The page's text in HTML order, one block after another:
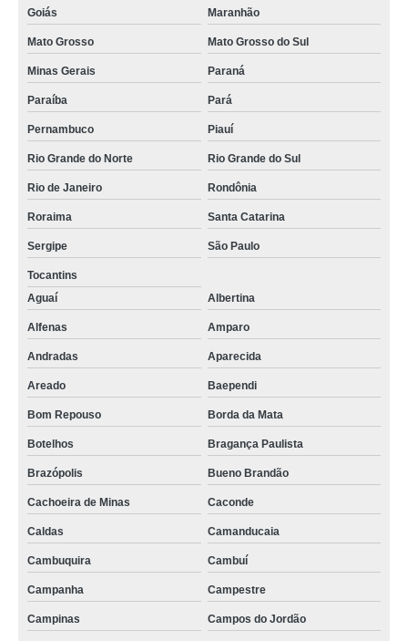
onde fazer rastreamento de veículos São José da Varginha
onde fazer rastreamento carro Ribeirão das Neves
rastreamento e monitoramento veicular valor Itabirito
rastreamento automotivo Paraguaçu
empresas de monitoramento e rastreamento Amapá
contato de empresa rastreamento veicular Guarapuava
contato de empresas de monitoramento e rastreamento Lorena
contato de empresa de rastreamento veicular Rio Manso
empresa de rastreamento de carros telefone Sé
rastreamento carro valor São Sebastião da Bela Vista
onde fazer rastreamento e monitoramento veicular Amapá
Goiás Maranhão
Mato Grosso Mato Grosso do Sul
Minas Gerais Paraná
Paraíba Pará
Pernambuco Piauí
Rio Grande do Norte Rio Grande do Sul
Rio de Janeiro Rondônia
Roraima Santa Catarina
Sergipe São Paulo
Tocantins
Aguaí
Albertina
Alfenas Amparo
Andradas Aparecida
Areado Baependi
Bom Repouso Borda da Mata
Botelhos Bragança Paulista
Brazópolis Bueno Brandão
Cachoeira de Minas Caconde
Caldas Camanducaia
Cambuquira Cambuí
Campanha Campestre
Campinas Campos do Jordão